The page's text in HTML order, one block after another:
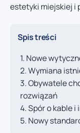
estetyki miejskiej i
Spis treści
Nowe
Wymiana
Obywatele
rozwiązań
Spór o kable
Nowy